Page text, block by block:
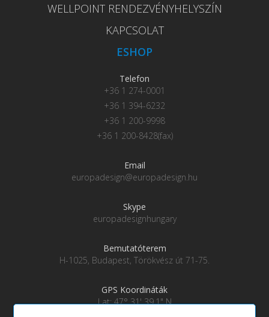
WELLPOINT RENDEZVÉNYHELYSZÍN
KAPCSOLAT
ESHOP
Telefon
+36 1 274-0001
+36 1 394-6232
+36 1 200-9998
+36 1 200-8428(fax)
Email
europadesign@europadesign.hu
Skype
europadesignhungary
Bemutatóterem
H-1025, Budapest, Törökvész út 71-75.
GPS Koordináták
Lat: 47° 31' 39.1" N